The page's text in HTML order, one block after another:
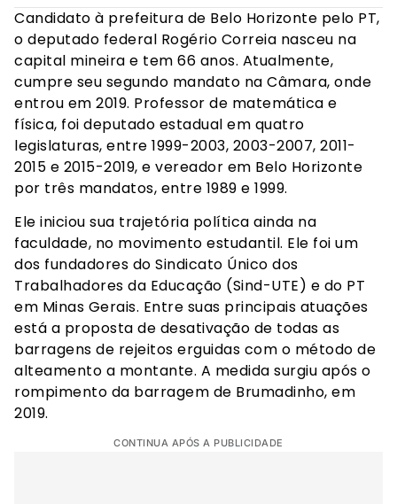
Candidato à prefeitura de Belo Horizonte pelo PT,
o deputado federal Rogério Correia nasceu na
capital mineira e tem 66 anos. Atualmente,
cumpre seu segundo mandato na Câmara, onde
entrou em 2019. Professor de matemática e
física, foi deputado estadual em quatro
legislaturas, entre 1999-2003, 2003-2007, 2011-
2015 e 2015-2019, e vereador em Belo Horizonte
por três mandatos, entre 1989 e 1999.
Ele iniciou sua trajetória política ainda na
faculdade, no movimento estudantil. Ele foi um
dos fundadores do Sindicato Único dos
Trabalhadores da Educação (Sind-UTE) e do PT
em Minas Gerais. Entre suas principais atuações
está a proposta de desativação de todas as
barragens de rejeitos erguidas com o método de
alteamento a montante. A medida surgiu após o
rompimento da barragem de Brumadinho, em
2019.
CONTINUA APÓS A PUBLICIDADE